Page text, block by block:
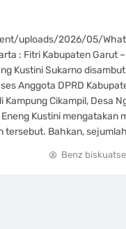
uploads/2026/05/
: Fitri Kabupaten Garut
Kustini Sukarno
Anggota DPRD
Cikampil, Desa
Kustini mengatakan
tersebut. Bahkan,
Benz